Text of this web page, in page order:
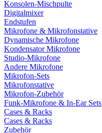
Konsolen-Mischpulte
Digitalmixer
Endstufen
Mikrofone & Mikrofonstative
Dynamische Mikrofone
Kondensator Mikrofone
Studio-Mikrofone
Andere Mikrofone
Mikrofon-Sets
Mikrofonstative
Mikrofon-Zubehör
Funk-Mikrofone & In-Ear Sets
Cases & Racks
Cases & Racks
Zubehör